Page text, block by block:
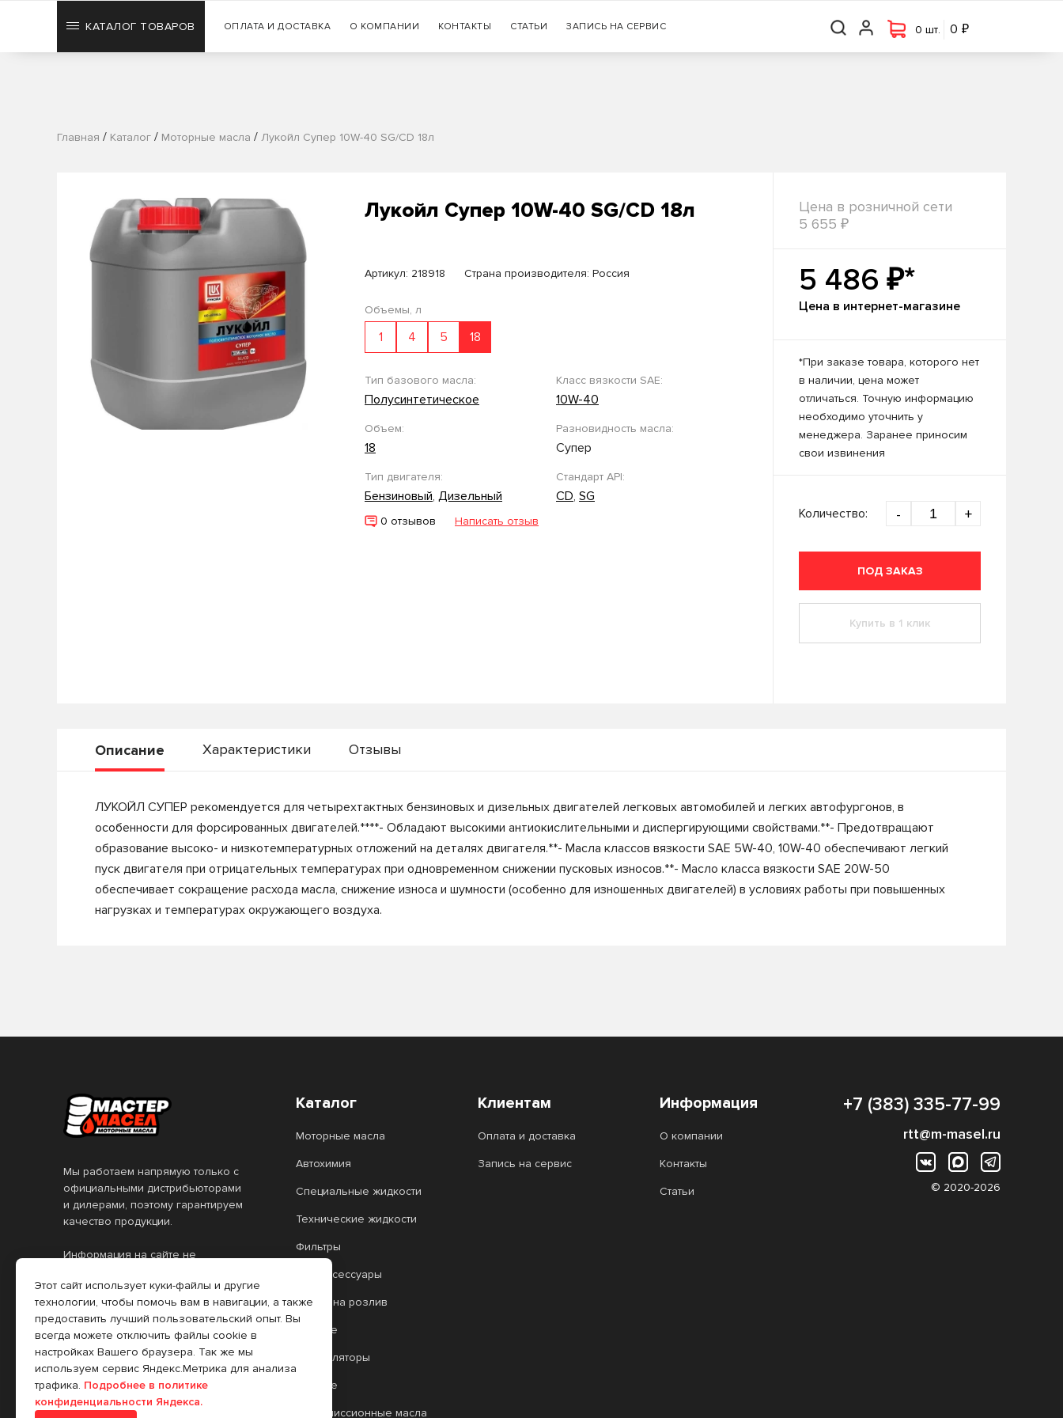
Гарантия
+7 (383) 335-77-99 0 шт. 0
КАТАЛОГ ТОВАРОВ ОПЛАТА И ДОСТАВКА О КОМПАНИИ КОНТАКТЫ СТАТЬИ ЗАПИСЬ НА СЕРВИС 0 шт. 0 ₽
Главная / Каталог / Моторные масла / Лукойл Супер 10W-40 SG/CD 18л
Лукойл Супер 10W-40 SG/CD 18л
Артикул: 218918 Страна производителя: Россия
Объемы, л
1 4 5 18
Тип базового масла:
Полусинтетическое
Класс вязкости SAE:
10W-40
Объем:
18
Разновидность масла:
Супер
Тип двигателя:
Бензиновый, Дизельный
Стандарт API:
CD, SG
0 отзывов Написать отзыв
Цена в розничной сети
5 655 ₽
5 486 ₽*
Цена в интернет-магазине
*При заказе товара, которого нет
в наличии, цена может
отличаться. Точную информацию
необходимо уточнить у
менеджера. Заранее приносим
свои извинения
Количество: - +
ПОД ЗАКАЗ
Купить в 1 клик
Описание Характеристики Отзывы
ЛУКОЙЛ СУПЕР рекомендуется для четырехтактных бензиновых и дизельных двигателей легковых автомобилей и легких автофургонов, в
особенности для форсированных двигателей.****- Обладают высокими антиокислительными и диспергирующими свойствами.**- Предотвращают
образование высоко- и низкотемпературных отложений на деталях двигателя.**- Масла классов вязкости SAE 5W-40, 10W-40 обеспечивают легкий
пуск двигателя при отрицательных температурах при одновременном снижении пусковых износов.**- Масло класса вязкости SAE 20W-50
обеспечивает сокращение расхода масла, снижение износа и шумности (особенно для изношенных двигателей) в условиях работы при повышенных
нагрузках и температурах окружающего воздуха.
Мы работаем напрямую только с
официальными дистрибьюторами
и дилерами, поэтому гарантируем
качество продукции.
Информация на сайте не
Все цены, указанные на сайте,
действительны только при
оформлении заказа через
интернет-магазин. Цены в
розничных торговых точках (РТТ)
могут отличаться.
Каталог
Моторные масла
Автохимия
Специальные жидкости
Технические жидкости
Фильтры
Автоаксессуары
Масло на розлив
Прочее
Аккумуляторы
Прочее
Трансмиссионные масла
Клиентам
Оплата и доставка
Запись на сервис
Информация
О компании
Контакты
Статьи
+7 (383) 335-77-99
rtt@m-masel.ru
© 2020-2026
Этот сайт использует куки-файлы и другие
технологии, чтобы помочь вам в навигации, а также
предоставить лучший пользовательский опыт. Вы
всегда можете отключить файлы cookie в
настройках Вашего браузера. Так же мы
используем сервис Яндекс.Метрика для анализа
трафика. Подробнее в политике
конфиденциальности Яндекса.